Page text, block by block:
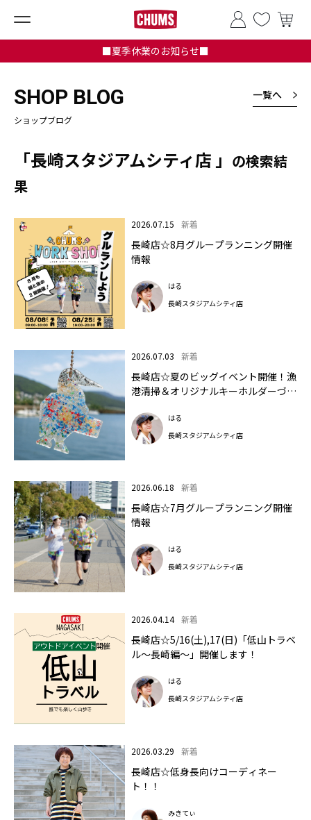
■夏季休業のお知らせ■
SHOP BLOG
ショップブログ
一覧へ
「長崎スタジアムシティ店 」 の検索結
果
2026.07.15 新着
長崎店☆8月グループランニング開催
情報
はる
長崎スタジアムシティ店
2026.07.03 新着
長崎店☆夏のビッグイベント開催！漁
港清掃＆オリジナルキーホルダーづく
はる
長崎スタジアムシティ店
2026.06.18 新着
長崎店☆7月グループランニング開催
情報
はる
長崎スタジアムシティ店
2026.04.14 新着
長崎店☆5/16(土),17(日)「低山トラベ
ル～長崎編～」開催します！
はる
長崎スタジアムシティ店
2026.03.29 新着
長崎店☆低身長向けコーディネー
ト！！
みきてぃ